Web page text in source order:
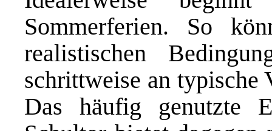
Sommerferien. So
realistischen
schrittweise an typische
Das häufig genutzte